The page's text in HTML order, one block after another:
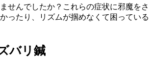
せんでしたか？これらの症状に邪魔をさ
ったり、リズムが掴めなくて困っている
バリ鍼